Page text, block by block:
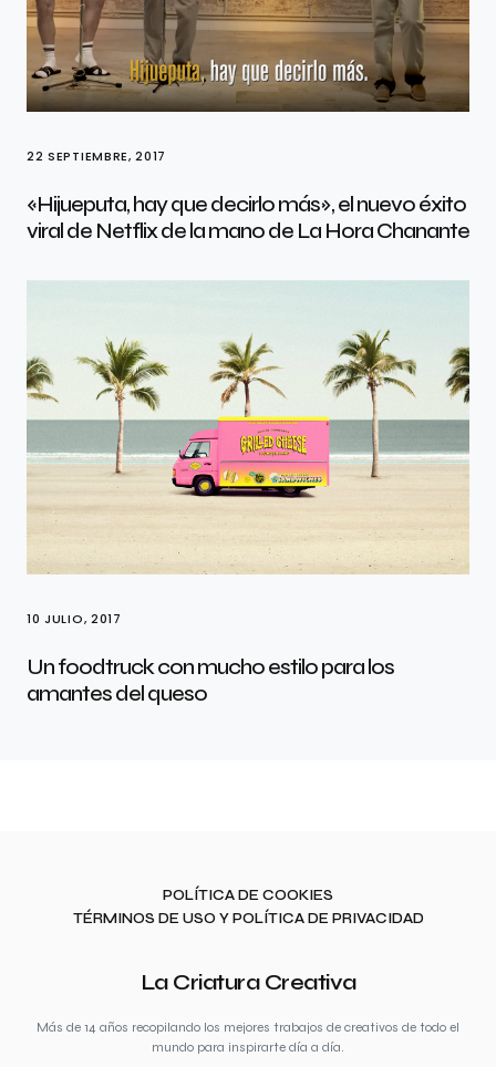
22 SEPTIEMBRE, 2017
«Hijueputa, hay que decirlo más», el nuevo éxito
viral de Netflix de la mano de La Hora Chanante
10 JULIO, 2017
Un foodtruck con mucho estilo para los
amantes del queso
POLÍTICA DE COOKIES
TÉRMINOS DE USO Y POLÍTICA DE PRIVACIDAD
La Criatura Creativa
Más de 14 años recopilando los mejores trabajos de creativos de todo el
mundo para inspirarte día a día.